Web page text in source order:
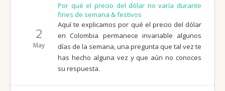
2
May
Por qué el precio del dólar no varía durante
fines de semana & festivos
Aquí te explicamos por qué el precio del dólar
en Colombia permanece invariable algunos
días de la semana, una pregunta que tal vez te
has hecho alguna vez y que aún no conoces
su respuesta.